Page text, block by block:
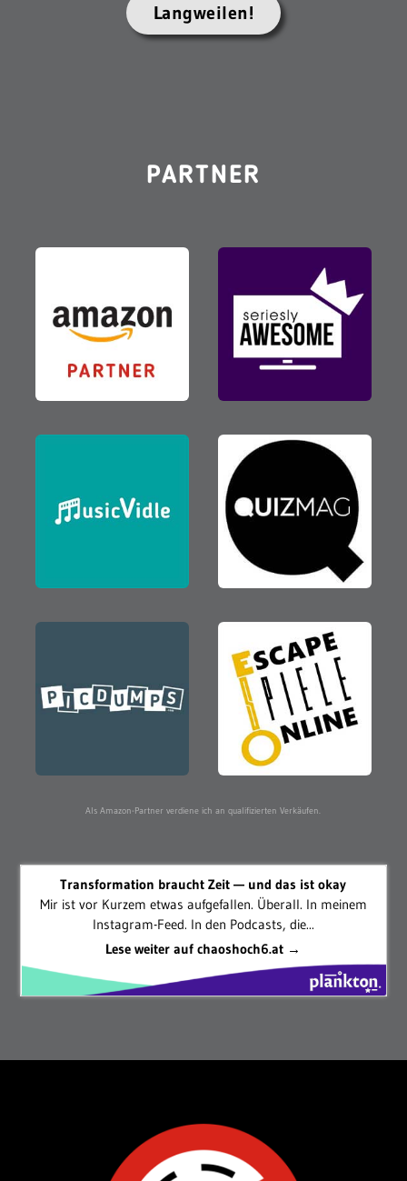
Langweilen!
PARTNER
Als Amazon-Partner verdiene ich an qualifizierten Verkäufen.
Transformation braucht Zeit — und das ist okay
Mir ist vor Kurzem etwas aufgefallen. Überall. In meinem
Instagram-Feed. In den Podcasts, die...
Lese weiter auf chaoshoch6.at →